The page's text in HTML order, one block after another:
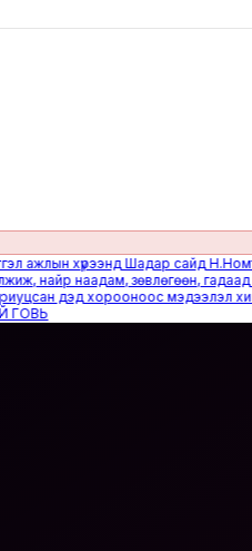
хүрээнд Шадар сайд
наадам, зөвлөгөөн, гадаад
дэд хорооноос мэдээлэл хийлээ|